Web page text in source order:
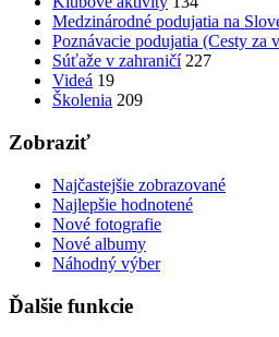
Medzinárodné podujatia na
Poznávacie podujatia (Cesty za
Súťaže v zahraničí 227
Videá 19
Školenia 209
Zobraziť
Najčastejšie zobrazované
Najlepšie hodnotené
Nové fotografie
Nové albumy
Náhodný výber
Ďalšie funkcie